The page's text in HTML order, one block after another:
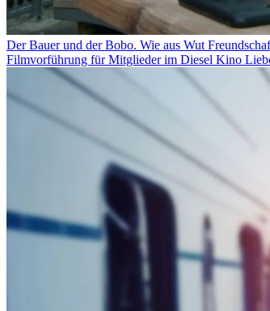
Der Bauer und der Bobo. Wie aus Wut
Filmvorführung für Mitglieder im Diesel Kino